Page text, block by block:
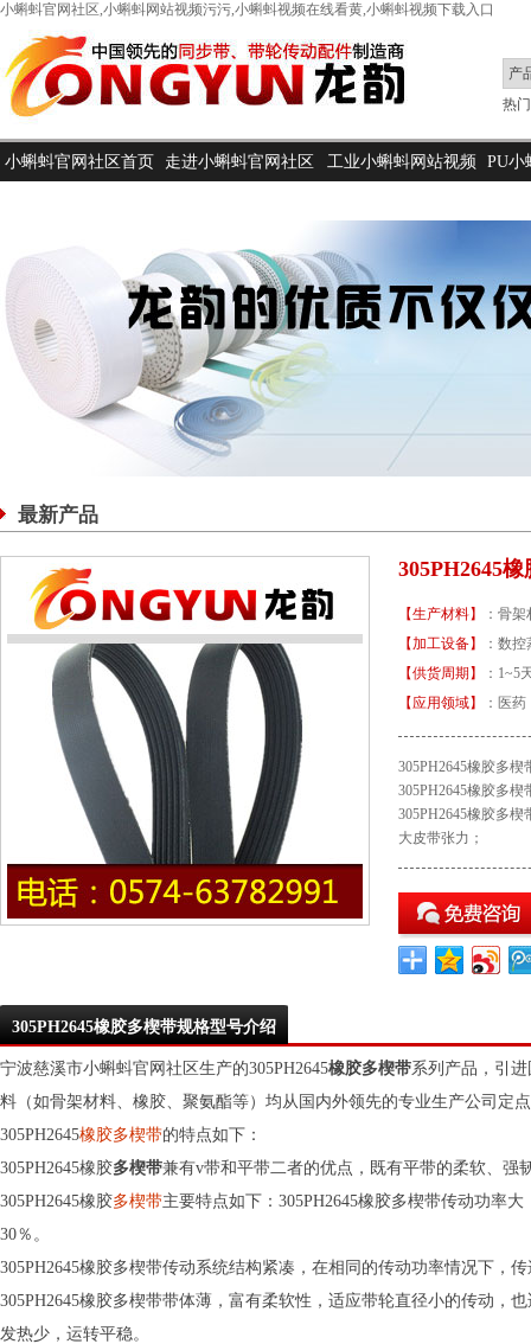
小蝌蚪官网社区,小蝌蚪网站视频污污,小蝌蚪视频在线看黄,小蝌蚪视频下载入口
热门
小蝌蚪官网社区首页 走进小蝌蚪官网社区 工业小蝌蚪网站视频 PU小
最新产品
305PH2645
【生产材料】
：骨
【加工设备】
：
【供货周期】
：1~5
【应用领域】
：医
305PH2645橡胶多楔
305PH2645橡胶多楔
305PH2645橡胶多楔
大皮带张力；
305PH2645橡胶多楔带规格型号介绍
宁波慈溪市小蝌蚪官网社区生产的305PH2645橡胶多楔带系列产品，引
料（如骨架材料、橡胶、聚氨酯等）均从国内外领先的专业生产公司定点
305PH2645橡胶多楔带的特点如下：
305PH2645橡胶多楔带兼有v带和平带二者的优点，既有平带的柔软、强韧
305PH2645橡胶多楔带主要特点如下：305PH2645橡胶多楔带传动功
30％。
305PH2645橡胶多楔带传动系统结构紧凑，在相同的传动功率情况下，
305PH2645橡胶多楔带带体薄，富有柔软性，适应带轮直径小的传动，也适
发热少，运转平稳。